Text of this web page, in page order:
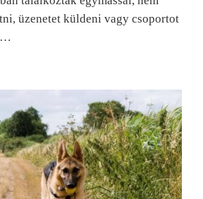
üzenetet küldeni vagy csoportot